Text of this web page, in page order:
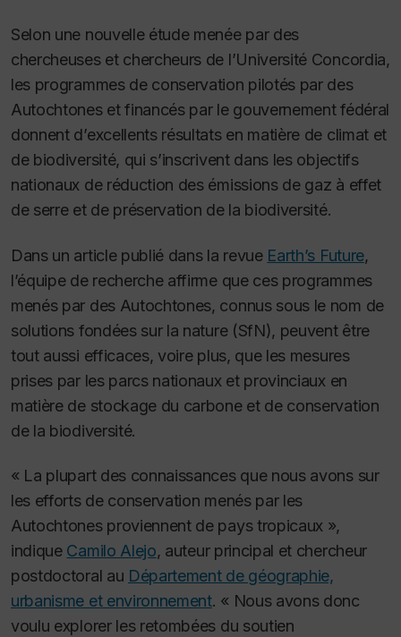
Selon une nouvelle étude menée par des
chercheuses et chercheurs de l’Université Concordia,
les programmes de conservation pilotés par des
Autochtones et financés par le gouvernement fédéral
donnent d’excellents résultats en matière de climat et
de biodiversité, qui s’inscrivent dans les objectifs
nationaux de réduction des émissions de gaz à effet
de serre et de préservation de la biodiversité.
Dans un article publié dans la revue Earth’s Future,
l’équipe de recherche affirme que ces programmes
menés par des Autochtones, connus sous le nom de
solutions fondées sur la nature (SfN), peuvent être
tout aussi efficaces, voire plus, que les mesures
prises par les parcs nationaux et provinciaux en
matière de stockage du carbone et de conservation
de la biodiversité.
« La plupart des connaissances que nous avons sur
les efforts de conservation menés par les
Autochtones proviennent de pays tropicaux »,
indique Camilo Alejo, auteur principal et chercheur
postdoctoral au Département de géographie,
urbanisme et environnement. « Nous avons donc
voulu explorer les retombées du soutien